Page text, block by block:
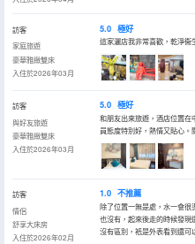
訪客
家庭旅遊
豪華雅緻雙床
入住於2026年03月
5.0 極好
這家灑店我非常喜歡，乾淨衞
訪客
與好友旅遊
豪華雅緻雙床
入住於2026年03月
5.0 極好
和朋友出來旅遊，酒店位置在
員態度特別好，熱情又貼心。
訪客
情侶
舒享大床房
入住於2026年02月
1.0 不推薦
除了位置一無是處，水一會很
也沒有，起來後走的時候發現
沒有區別，衹是外表看到還可